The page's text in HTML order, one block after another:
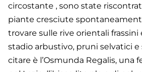
circostante , sono state
piante cresciute
trovare sulle rive orientali frassini
stadio arbustivo, pruni selvatici e
citare è l’Osmunda Regalis, una